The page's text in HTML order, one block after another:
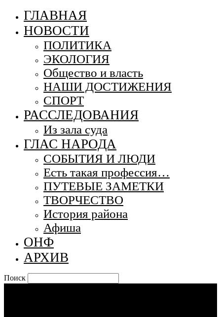
ГЛАВНАЯ
НОВОСТИ
ПОЛИТИКА
ЭКОЛОГИЯ
Общество и власть
НАШИ ДОСТИЖЕНИЯ
СПОРТ
РАССЛЕДОВАНИЯ
Из зала суда
ГЛАС НАРОДА
СОБЫТИЯ И ЛЮДИ
Есть такая профессия…
ПУТЕВЫЕ ЗАМЕТКИ
ТВОРЧЕСТВО
История района
Афиша
ОНФ
АРХИВ
Поиск